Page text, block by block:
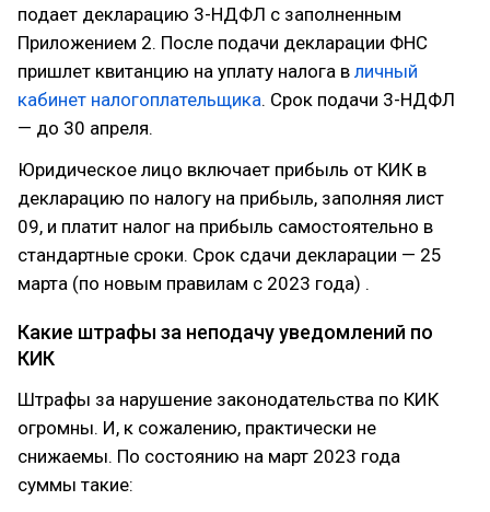
подает декларацию 3-НДФЛ с заполненным
Приложением 2. После подачи декларации ФНС
пришлет квитанцию на уплату налога в личный
кабинет налогоплательщика. Срок подачи 3-НДФЛ
— до 30 апреля.
Юридическое лицо включает прибыль от КИК в
декларацию по налогу на прибыль, заполняя лист
09, и платит налог на прибыль самостоятельно в
стандартные сроки. Срок сдачи декларации — 25
марта (по новым правилам с 2023 года) .
Какие штрафы за неподачу уведомлений по
КИК
Штрафы за нарушение законодательства по КИК
огромны. И, к сожалению, практически не
снижаемы. По состоянию на март 2023 года
суммы такие: